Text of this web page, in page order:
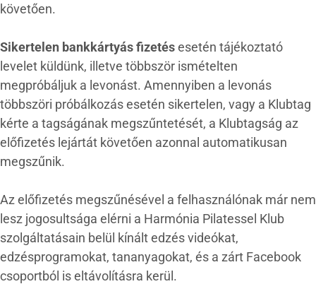
követően.
Sikertelen bankkártyás fizetésesetén tájékoztató
levelet küldünk, illetve többször ismételten
megpróbáljuk a levonást. Amennyiben a levonás
többszöri próbálkozás esetén sikertelen, vagy a Klubtag
kérte a tagságának megszűntetését, a Klubtagság az
előfizetés lejártát követően azonnal automatikusan
megszűnik.
Az előfizetés megszűnésével a felhasználónak már nem
lesz jogosultsága elérni a Harmónia Pilatessel Klub
szolgáltatásain belül kínált edzés videókat,
edzésprogramokat, tananyagokat, és a zárt Facebook
csoportból is eltávolításra kerül.